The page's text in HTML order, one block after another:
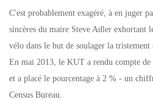
C'est probablement exagéré, à en juger
sincères du maire Steve Adler exhortant
vélo dans le but de soulager la
En mai 2013, le KUT a rendu compte
et a placé le pourcentage à 2 % - un
Census Bureau.